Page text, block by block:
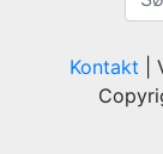
Kontakt |